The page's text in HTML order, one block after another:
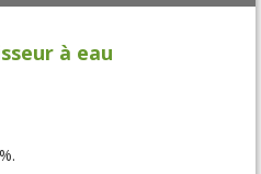
à eau